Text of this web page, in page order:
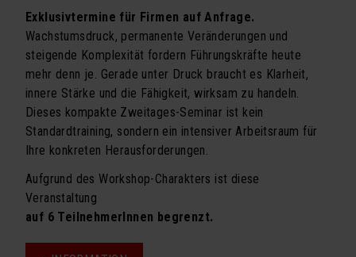
Exklusivtermine für Firmen auf Anfrage.
Wachstumsdruck, permanente Veränderungen und
steigende Komplexität fordern Führungskräfte heute
mehr denn je. Gerade unter Druck braucht es Klarheit,
innere Stärke und die Fähigkeit, wirksam zu handeln.
Dieses kompakte Zweitages-Seminar ist kein
Standardtraining, sondern ein intensiver Arbeitsraum für
Ihre konkreten Herausforderungen.
Aufgrund des Workshop-Charakters ist diese
Veranstaltung
auf 6 TeilnehmerInnen begrenzt.